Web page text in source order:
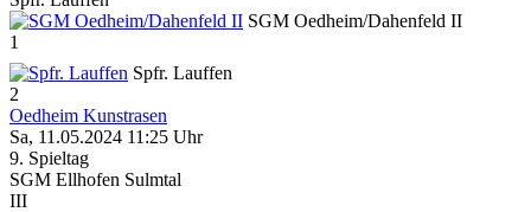
SGM Oedheim/Dahenfeld II
1
Spfr. Lauffen
2
Oedheim Kunstrasen
Sa, 11.05.2024 11:25 Uhr
9. Spieltag
SGM Ellhofen Sulmtal
III